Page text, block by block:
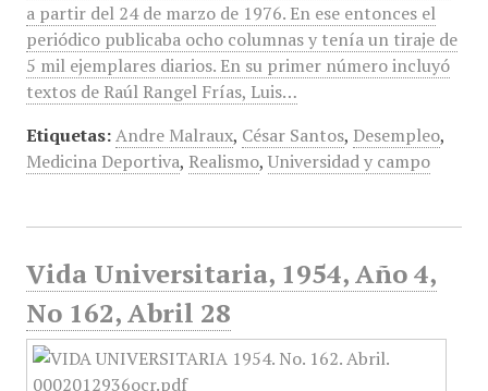
a partir del 24 de marzo de 1976. En ese entonces el
periódico publicaba ocho columnas y tenía un tiraje de
5 mil ejemplares diarios. En su primer número incluyó
textos de Raúl Rangel Frías, Luis…
Etiquetas: Andre Malraux, César Santos, Desempleo,
Medicina Deportiva, Realismo, Universidad y campo
Vida Universitaria, 1954, Año 4,
No 162, Abril 28